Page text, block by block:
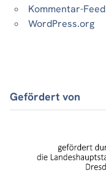
Kommentar-Feed
WordPress.org
Gefördert von